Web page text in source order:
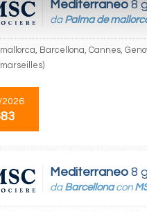
Mediterraneo 8
da Palma de
Barcellona, Cannes,
Mediterraneo 8
da Barcellonacon